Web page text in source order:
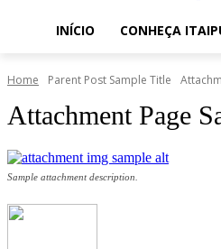
INÍCIO CONHEÇA
Home Parent Post Sample Title
Attachment Page
Sample attachment description.